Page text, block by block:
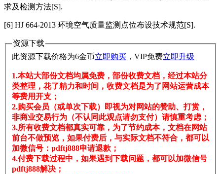
求及检测方法[S].
[6] HJ 664-2013 环境空气质量监测点位布设技术规范[S].
资源下载
此资源下载价格为6金币立即购买 ，VIP免费立即升级
1.本站大部份文档均属免费，部份收费文档，经过本站分
类整理，花了精力和时间，收费文档是为了网站运营成本
等费用开支；
2.购买会员（或单次下载）即视为对网站的赞助、打赏，
非商业交易行为（不认同此观点请勿支付）请慎重考虑；
3.所有收费文档都真实可靠，为了节约成本，文档在网站
前台不做预览，如果付费后，与实际文档不符合，都可以
加微信号：pdftj888申请退款；
4.付费下载过程中，如果遇到下载问题，都可以加微信号
pdftj888解决；